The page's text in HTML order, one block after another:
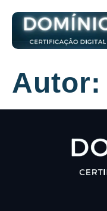
Autor: